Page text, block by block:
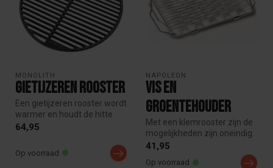
MONOLITH
Gietijzeren rooster
Een gietijzeren rooster wordt
warmer en houdt de hitte
langer vast dan een RVS r...
64,95
Op voorraad
NAPOLEON
Vis en
groentehouder
Met een klemrooster zijn de
mogelijkheden zijn oneindig.
Het klemrooster kan goe...
41,95
Op voorraad